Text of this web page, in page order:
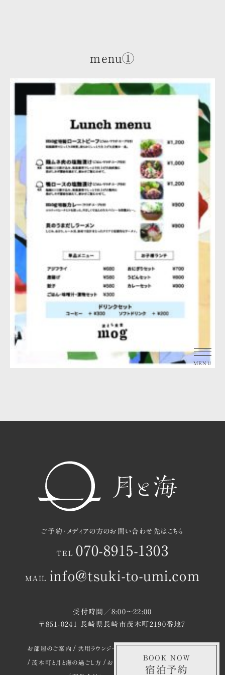
トップ
共用ラウンジ・中庭のご案内
茂木町と月と海の過ごし方
アクセスマップ
menu①
BOOK NOW
宿泊予約
ご予約・メディアの方のお問い合わせ先はこちら
TEL 070-8915-1303
MAIL info@tsuki-to-umi.com
受付時間／8:00〜22:00
〒851-0241 長崎県長崎市茂木町2190番地7
お部屋のご案内 共用ラウンジ・中庭のご案内
茂木町と月と海の過ごし方 お知らせ アクセスマップ